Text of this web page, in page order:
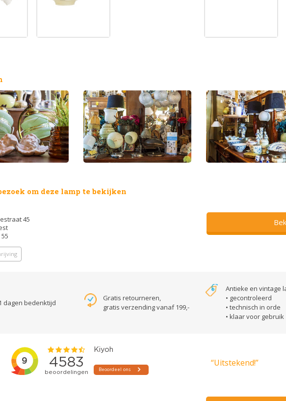
om deze lamp te bekijken
45
dagen bedenktijd
Gratis retourneren,
gratis verzending vanaf 199,-
Antieke en vintage
• gecontroleerd
• technisch in orde
• klaar voor gebruik
“Uitstekend!”